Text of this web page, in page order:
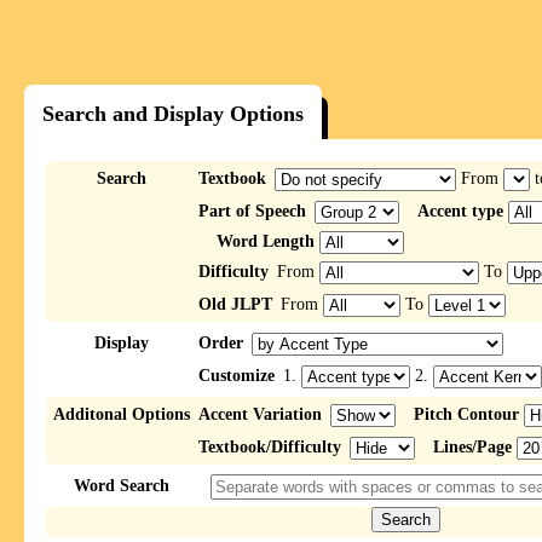
Search and Display Options
Search Textbook From
Part of Speech
Accent type
Word Length
Difficulty From
To
Old JLPT From To
Display
Order
Customize 1. 2.
Additonal Options Accent Variation
Pitch Contour
Textbook/Difficulty
Lines/Page
Word Search